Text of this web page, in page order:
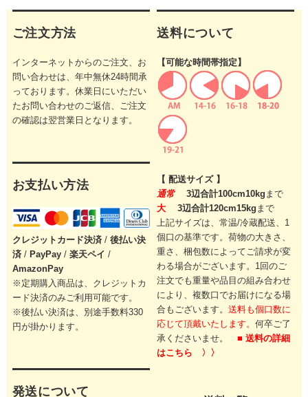
ご注文方法
インターネットからのご注文、お
問い合わせは、年中無休24時間承
っております。休業日にいただい
たお問い合わせのご返信、ご注文
の確認は翌営業日となります。
お支払い方法
クレジットカード決済 / 後払い決
済/ PayPay/ 楽天ペイ /
AmazonPay
※定期購入商品は、クレジットカ
ード決済のみご利用可能です。
※後払い決済は、別途手数料330
円が掛かります。
発送について
送料について
【可能な時間帯指定】
【 配送サイズ 】
通常
3辺合計100cm10kg まで
大
3辺合計120cm15kg まで
上記サイズは、常温/冷蔵配送、1
個口の基準です。荷物の大きさ、
重さ、梱包数によってご請求が変
わる場合がございます。 1回のご
注文でも重量や品目の組み合わせ
により、複数口でお届けになる場
合もございます。送料も個口数に
応じて頂戴いたします。何卒ご了
承くださいませ。■ 送料の詳細
はこちら 〉〉